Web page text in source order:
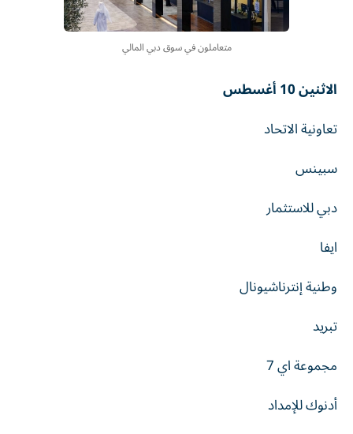
متعاملون في سوق دبي المالي
الاثنين 10 أغسطس
تعاونية الاتحاد
سبينس
دبي للاستثمار
ايفا
وطنية إنترناشيونال
تبريد
مجموعة اي 7
أدنوك للإمداد